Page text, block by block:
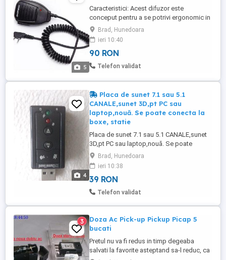
5
Caracteristici: Acest difuzor este
conceput pentru a se potrivi ergonomic in
palma; Fabricat din material de inalta
calitate, ceea ce il face mai confortabil,
frumos si durabil. Convenabil de
transportat si usor de utilizat; Buton PTT
(push to talk) de pe microfon; Discret si
Brad, Hunedoara
ieri 10:40
90 RON
Telefon validat
4
Placa de sunet 7.1 sau 5.1
CANALE,sunet 3D,pt PC sau
laptop,nouă. Se poate conecta la
boxe, statie
Placa de sunet 7.1 sau 5.1 CANALE,sunet
3D,pt PC sau laptop,nouă. Se poate
conecta la boxe, statie de amplificare,
microfon, casti, etc. Indicatori LED pentru
starea intrarii de MIC sau a iesirii DIF. Taste
dedicate pentru diverse functii: - MIC mute
- DIF mute - Vol UP - Vol DN Plug 'n' Play.
Brad, Hunedoara
ieri 10:38
39 RON
Telefon validat
3
Doza Ac Pick-up Pickup Picap 5
bucati
Pretul nu va fi redus in timp degeaba
salvati la favorite asteptand sa-l reduc, ca